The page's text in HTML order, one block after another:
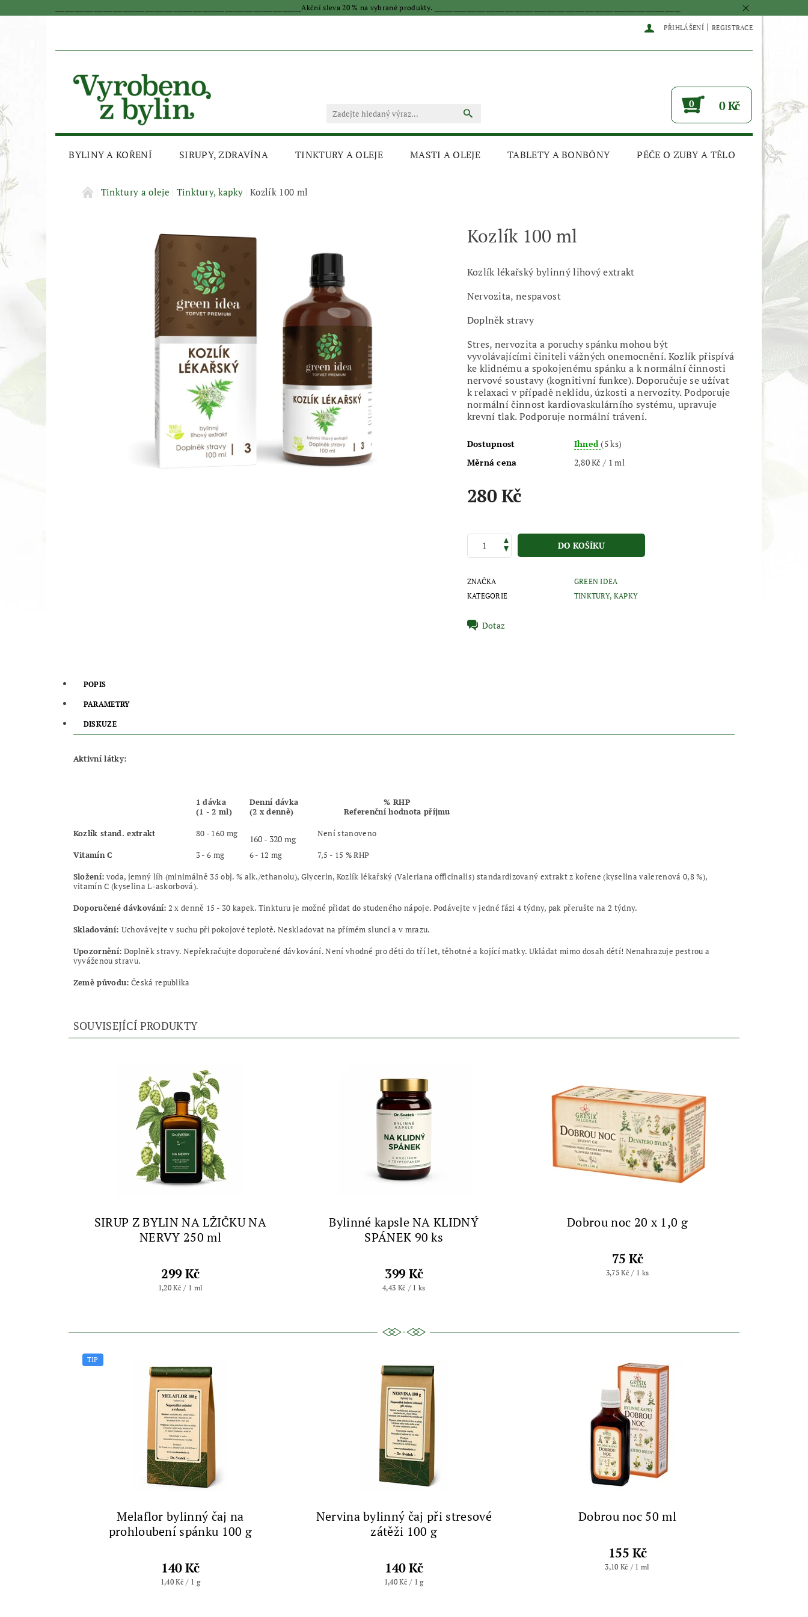
_____________________________________________________________________________Akční sleva 20 % na vybrané produkty. _____________________________________________________________________________
PŘIHLÁŠENÍ | REGISTRACE
0 0 Kč
BYLINY A KOŘENÍ SIRUPY, ZDRAVÍNA TINKTURY A OLEJE MASTI A OLEJE TABLETY A BONBÓNY PÉČE O ZUBY A TĚLO
AKČNÍ SLEVATinktury a oleje Tinktury, kapky Kozlík 100 ml
Kozlík 100 ml
Kozlík lékařský bylinný lihový extrakt
Nervozita, nespavost
Doplněk stravy
Stres, nervozita a poruchy spánku mohou být
vyvolávajícími činiteli vážných onemocnění. Kozlík přispívá
ke klidnému a spokojenému spánku a k normální činnosti
nervové soustavy (kognitivní funkce). Doporučuje se užívat
k relaxaci v případě neklidu, úzkosti a nervozity. Podporuje
normální činnost kardiovaskulárního systému, upravuje
krevní tlak. Podporuje normální trávení.
Dostupnost Ihned(5 ks)
Měrná cena
2,80 Kč / 1 ml
280 Kč
ZNAČKA
GREEN IDEA
KATEGORIE
TINKTURY, KAPKY
Dotaz
POPIS
PARAMETRY
DISKUZE
Aktivní látky:
1 dávka
(1 - 2 ml)
Denní dávka
(2 x denně)
% RHP
Referenční hodnota příjmu
Kozlík stand. extrakt
80 - 160 mg 160 - 320 mg
Není stanoveno
Vitamín C
3 - 6 mg 6 - 12 mg
7,5 - 15 % RHP
Složení: voda, jemný líh (minimálně 35 obj. % alk./ethanolu), Glycerin, Kozlík lékařský (Valeriana officinalis) standardizovaný extrakt z kořene (kyselina valerenová 0,8 %),
vitamín C (kyselina L-askorbová).
Doporučené dávkování: 2 x denně 15 - 30 kapek. Tinkturu je možné přidat do studeného nápoje. Podávejte v jedné fázi 4 týdny, pak přerušte na 2 týdny.
Skladování: Uchovávejte v suchu při pokojové teplotě. Neskladovat na přímém slunci a v mrazu.
Upozornění: Doplněk stravy. Nepřekračujte doporučené dávkování. Není vhodné pro děti do tří let, těhotné a kojící matky. Ukládat mimo dosah dětí! Nenahrazuje pestrou a
vyváženou stravu.
Země původu: Česká republika
SOUVISEJÍCÍ PRODUKTY
SIRUP Z BYLIN NA LŽIČKU NA
NERVY 250 ml
299 Kč
1,20 Kč / 1 ml
Bylinné kapsle NA KLIDNÝ
SPÁNEK 90 ks
399 Kč
4,43 Kč / 1 ks
Dobrou noc 20 x 1,0 g
75 Kč
3,75 Kč / 1 ks
TIP
Melaflor bylinný čaj na
prohloubení spánku 100 g
140 Kč
1,40 Kč / 1 g
Nervina bylinný čaj při stresové
zátěži 100 g
140 Kč
1,40 Kč / 1 g
Dobrou noc 50 ml
155 Kč
3,10 Kč / 1 ml